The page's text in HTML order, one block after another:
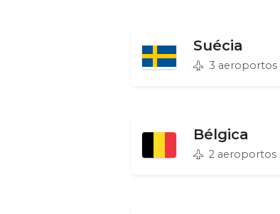
Suécia
3 aeroportos
Bélgica
2 aeroportos